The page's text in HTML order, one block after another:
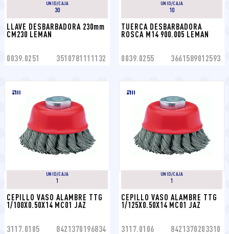
UNID/CAJA
30
LLAVE DESBARBADORA 230mm
CM230 LEMAN
0039.0251 3510781111132
UNID/CAJA
10
TUERCA DESBARBADORA
ROSCA M14 900.005 LEMAN
0039.0255 3661589012593
UNID/CAJA
1
CEPILLO VASO ALAMBRE TTG
1/100X0.50X14 MC01 JAZ
3117.0105 8421370196834
UNID/CAJA
1
CEPILLO VASO ALAMBRE TTG
1/125X0.50X14 MC01 JAZ
3117.0106 8421370203310